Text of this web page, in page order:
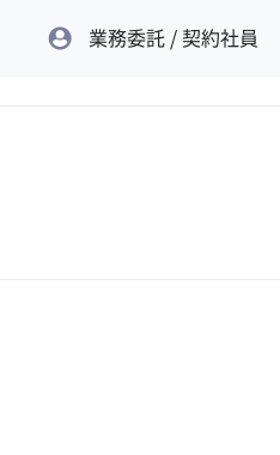
業務委託 / 契約社員